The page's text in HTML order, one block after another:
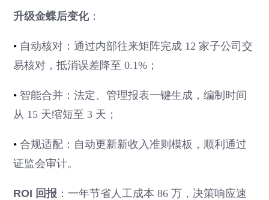
升级金蝶后变化：
• 自动核对：通过内部往来矩阵完成 12 家子公司交
易核对，抵消误差降至 0.1%；
• 智能合并：法定、管理报表一键生成，编制时间
从 15 天缩短至 3 天；
•合规适配：自动更新新收入准则模板，顺利通过
证监会审计。
ROI 回报 ：一年节省人工成本 86 万，决策响应速